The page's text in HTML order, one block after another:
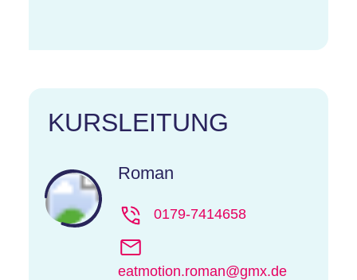
KURSLEITUNG
Roman
0179-7414658
eatmotion.roman@gmx.de